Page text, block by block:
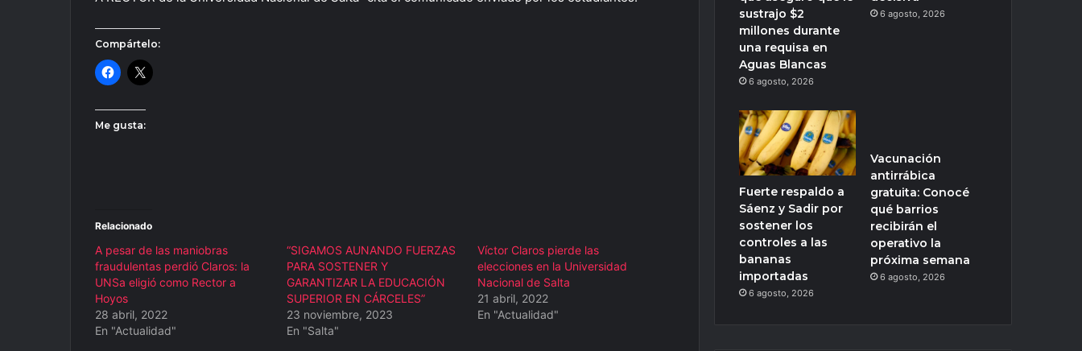
Compártelo:
Me gusta:
Relacionado
A pesar de las maniobras
fraudulentas perdió Claros: la
UNSa eligió como Rector a
Hoyos
28 abril, 2022
En "Actualidad"
“SIGAMOS AUNANDO FUERZAS
PARA SOSTENER Y
GARANTIZAR LA EDUCACIÓN
SUPERIOR EN CÁRCELES”
23 noviembre, 2023
En "Salta"
Víctor Claros pierde las
elecciones en la Universidad
Nacional de Salta
21 abril, 2022
En "Actualidad"
sustrajo $2
millones durante
una requisa en
Aguas Blancas
6 agosto, 2026
6 agosto, 2026
Fuerte respaldo a
Sáenz y Sadir por
sostener los
controles a las
bananas
importadas
6 agosto, 2026
Vacunación
antirrábica
gratuita: Conocé
qué barrios
recibirán el
operativo la
próxima semana
6 agosto, 2026